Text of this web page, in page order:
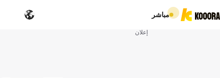
مباشر
إعلان